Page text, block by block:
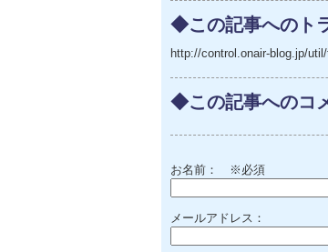
◆この記事へのト
http://control.onair-blog.jp/
◆この記事へのコ
お名前： ※必須
メールアドレス：